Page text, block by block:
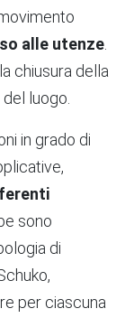
alle utenze
chiusura della
luogo.
in grado di
sono
di
per ciascuna